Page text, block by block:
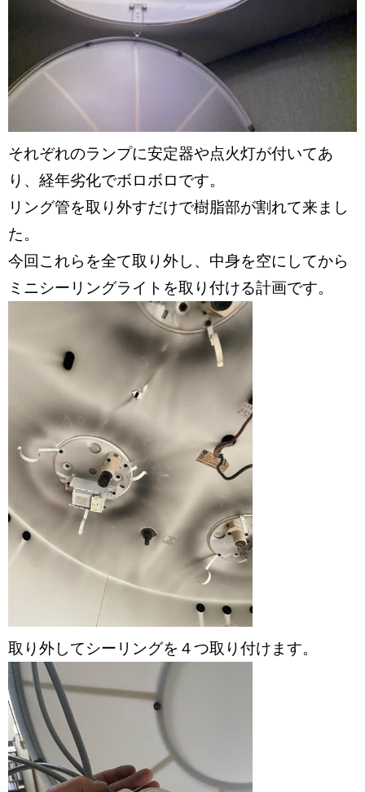
それぞれのランプに安定器や点火灯が付いてあ
り、経年劣化でボロボロです。
リング管を取り外すだけで樹脂部が割れて来まし
た。
今回これらを全て取り外し、中身を空にしてから
ミニシーリングライトを取り付ける計画です。
取り外してシーリングを４つ取り付けます。